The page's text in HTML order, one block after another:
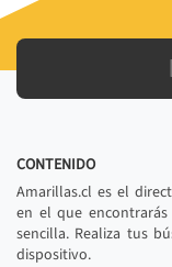
CONTENIDO
Amarillas.cl es el
en el que
sencilla. Realiza tus
dispositivo.